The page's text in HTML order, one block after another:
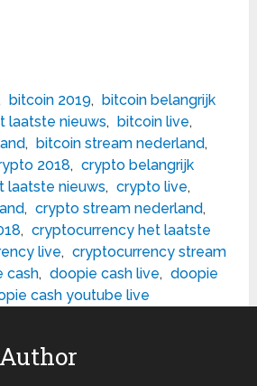
bitcoin 2019, bitcoin belangrijk
laatste nieuws, bitcoin live,
, bitcoin stream nederland,
2018, crypto belangrijk
laatste nieuws, crypto live,
, crypto stream nederland,
, cryptocurrency het laatste
live, cryptocurrency stream
cash, doopie cash live, doopie
cash youtube live